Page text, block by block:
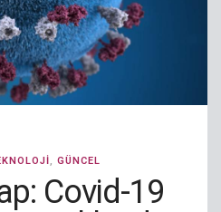
, GÜNCEL
Covid-19